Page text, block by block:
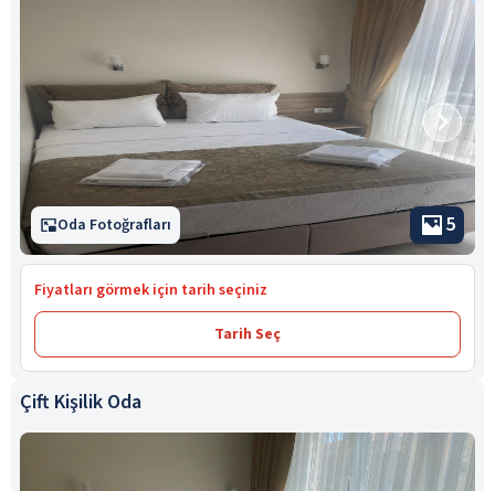
Oda Fotoğrafları 5
Fiyatları görmek için tarih seçiniz
Tarih Seç
Çift Kişilik Oda